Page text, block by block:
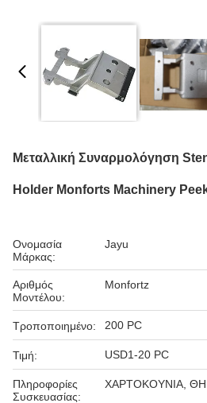
Μεταλλική Συναρμολόγηση
Holder Monforts Machinery
Ονομασία
Μάρκας:
Jayu
Αριθμός
Μοντέλου:
Monfortz
Τροποποιημένο: 200 PC
Τιμή: USD1-20 PC
Πληροφορίες
Συσκευασίας:
ΧΑΡΤΟΚΟΥΝΙΑ,